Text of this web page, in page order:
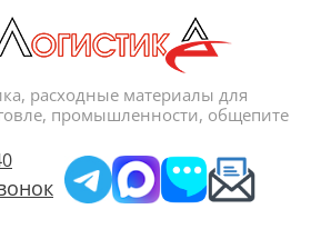
расходные материалы для
промышленности, общепите